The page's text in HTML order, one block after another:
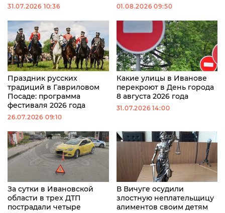
31.07.2026 10:36 01.08.2026 09:50
Праздник русских
традиций в Гавриловом
Посаде: программа
фестиваля 2026 года
26.07.2026 09:10
Какие улицы в Иванове
перекроют в День города
8 августа 2026 года
31.07.2026 14:00
За сутки в Ивановской
области в трех ДТП
пострадали четыре
В Вичуге осудили
злостную неплательщицу
алиментов своим детям